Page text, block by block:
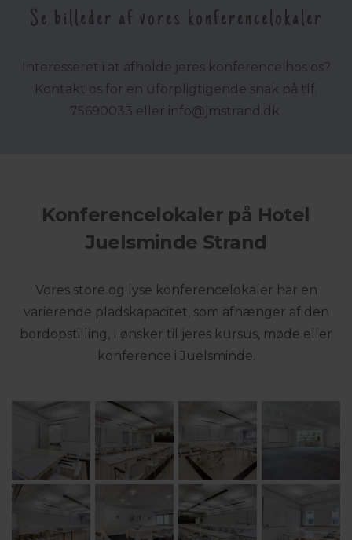
Se billeder af vores konferencelokaler
Interesseret i at afholde jeres konference hos os?
Kontakt os for en uforpligtigende snak på tlf.
75690033 eller info@jmstrand.dk
Konferencelokaler på Hotel
Juelsminde Strand
Vores store og lyse konferencelokaler har en
varierende pladskapacitet, som afhænger af den
bordopstilling, I ønsker til jeres kursus, møde eller
konference i Juelsminde.